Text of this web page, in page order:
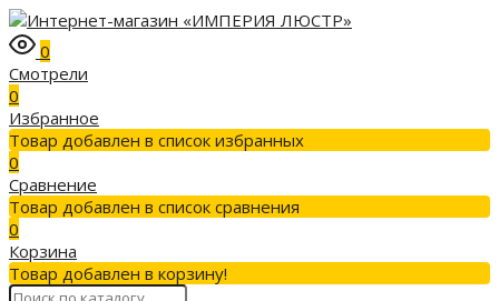
0
Смотрели
0
Избранное
Товар добавлен в список избранных
0
Сравнение
Товар добавлен в список сравнения
0
Корзина
Товар добавлен в корзину!